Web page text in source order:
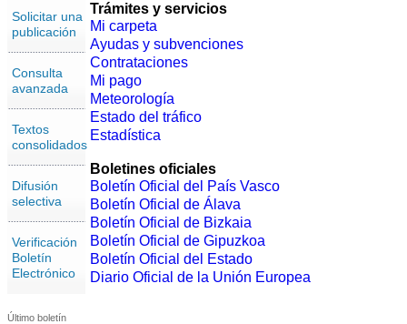
Solicitar una
publicación
Consulta
avanzada
Textos
consolidados
Difusión
selectiva
Verificación
Boletín
Electrónico
Último boletín
Trámites y servicios
Mi carpeta
Ayudas y subvenciones
Contrataciones
Mi pago
Meteorología
Estado del tráfico
Estadística
Boletines oficiales
Boletín Oficial del País Vasco
Boletín Oficial de Álava
Boletín Oficial de Bizkaia
Boletín Oficial de Gipuzkoa
Boletín Oficial del Estado
Diario Oficial de la Unión Europea